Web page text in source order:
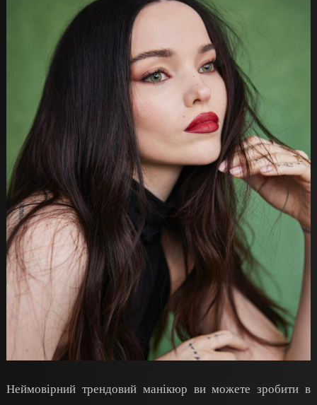
Неймовірний трендовий манікюр ви можете зробити в